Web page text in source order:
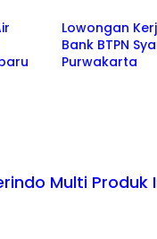
Lowongan
Bank BTPN
Purwakarta
Multi Produk